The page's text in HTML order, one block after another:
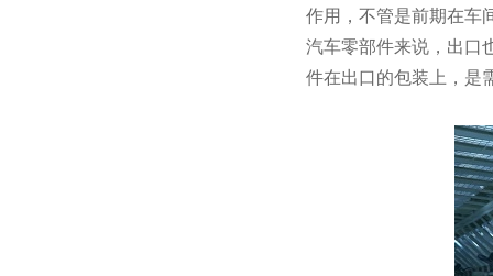
作用，不管是前期在
汽车零部件来说，出
件在出口的包装上，